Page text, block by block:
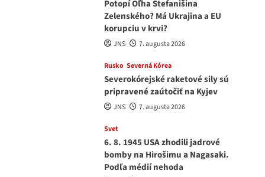
Potopí Oľha Stefanišina
Zelenského? Má Ukrajina a EU
korupciu v krvi?
JNS 7. augusta 2026
Rusko Severná Kórea
Severokórejské raketové sily sú
pripravené zaútočiť na Kyjev
JNS 7. augusta 2026
Svet
6. 8. 1945 USA zhodili jadrové
bomby na Hirošimu a Nagasaki.
Podľa médií nehoda